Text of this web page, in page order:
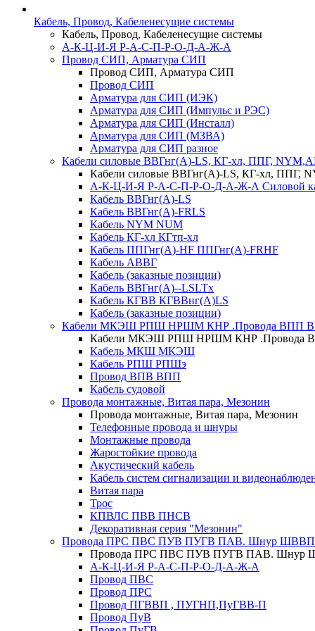
Кабель, Провод, Кабеленесущие системы
Кабель, Провод, Кабеленесущие системы
А-К-Ц-И-Я Р-А-С-П-Р-О-Д-А-Ж-А
Провод СИП, Арматура СИП
Провод СИП, Арматура СИП
Провод СИП
Арматура для СИП (ИЭК)
Арматура для СИП (Импульс и РЭС)
Арматура для СИП (Инсталл)
Арматура для СИП (МЗВА)
Арматура для СИП разное
Кабели силовые ВВГнг(А)-LS, КГ-хл, ППГ,
Кабели силовые ВВГнг(А)-LS, КГ-хл, ППГ,
А-К-Ц-И-Я Р-А-С-П-Р-О-Д-А-Ж-А Силовой
Кабель ВВГнг(А)-LS
Кабель ВВГнг(А)-FRLS
Кабель NYM NUM
Кабель КГ-хл КГтп-хл
Кабель ППГнг(А)-HF ППГнг(А)-FRHF
Кабель АВВГ
Кабель (заказные позиции)
Кабель ВВГнг(А)--LSLTx
Кабель КГВВ КГВВнг(А)LS
Кабель (заказные позиции)
Кабели МКЭШ РПШ НРШМ КНР .Провода ВПП
Кабели МКЭШ РПШ НРШМ КНР .Провода
Кабель МКШ МКЭШ
Кабель РПШ РПШэ
Провод ВПВ ВПП
Кабель судовой
Провода монтажные, Витая пара, Мезонин
Провода монтажные, Витая пара, Мезонин
Телефонные провода и шнуры
Монтажные провода
Жаростойкие провода
Акустический кабель
Кабель систем сигнализации и
Витая пара
Трос
КПВЛС ПВВ ПНСВ
Декоративная серия "Мезонин"
Провода ПРС ПВС ПУВ ПУГВ ПАВ. Шнур
Провода ПРС ПВС ПУВ ПУГВ ПАВ. Шнур
А-К-Ц-И-Я Р-А-С-П-Р-О-Д-А-Ж-А
Провод ПВС
Провод ПРС
Провод ПГВВП , ПУГНП,ПуГВВ-П
Провод ПуВ